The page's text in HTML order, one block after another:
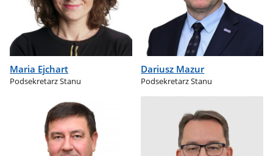
Maria Ejchart
Podsekretarz Stanu
Dariusz Mazur
Podsekretarz Stanu